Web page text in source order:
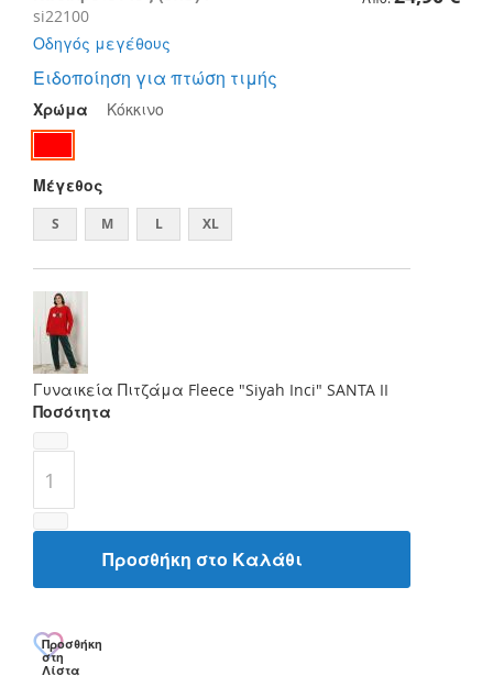
si22100
Οδηγός μεγέθους
Ειδοποίηση για πτώση τιμής
Χρώμα Κόκκινο
Μέγεθος
S M L XL
Γυναικεία Πιτζάμα Fleece "Siyah Inci" SANTA II
Ποσότητα
Προσθήκη στο Καλάθι
Προσθήκη
στη
Λίστα